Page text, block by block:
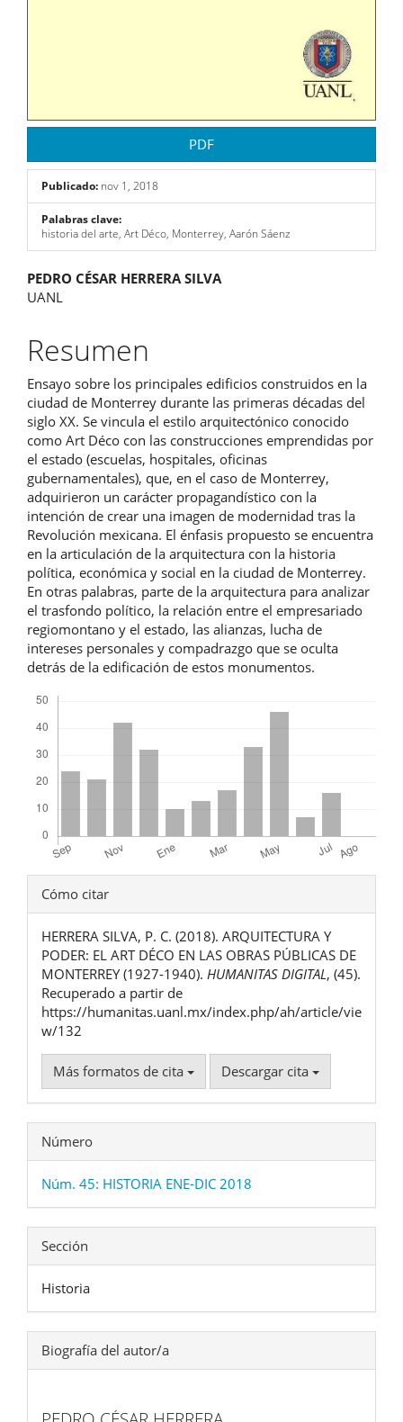
PDF
Publicado: nov 1, 2018
Palabras clave:
historia del arte, Art Déco, Monterrey, Aarón Sáenz
Contenido
principal
del
artículo
PEDRO CÉSAR HERRERA SILVA
UANL
Resumen
Ensayo sobre los principales edificios construidos en la
ciudad de Monterrey durante las primeras décadas del
siglo XX. Se vincula el estilo arquitectónico conocido
como Art Déco con las construcciones emprendidas por
el estado (escuelas, hospitales, oficinas
gubernamentales), que, en el caso de Monterrey,
adquirieron un carácter propagandístico con la
intención de crear una imagen de modernidad tras la
Revolución mexicana. El énfasis propuesto se encuentra
en la articulación de la arquitectura con la historia
política, económica y social en la ciudad de Monterrey.
En otras palabras, parte de la arquitectura para analizar
el trasfondo político, la relación entre el empresariado
regiomontano y el estado, las alianzas, lucha de
intereses personales y compadrazgo que se oculta
detrás de la edificación de estos monumentos.
Detalles
del
artículo
Cómo citar
HERRERA SILVA, P. C. (2018). ARQUITECTURA Y
PODER: EL ART DÉCO EN LAS OBRAS PÚBLICAS DE
MONTERREY (1927-1940). HUMANITAS DIGITAL, (45).
Recuperado a partir de
https://humanitas.uanl.mx/index.php/ah/article/vie
w/132
Más formatos de cita Descargar cita
Número
Núm. 45: HISTORIA ENE-DIC 2018
Sección
Historia
Biografía del autor/a